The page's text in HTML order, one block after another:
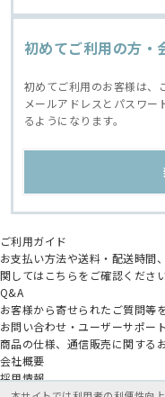
初めてご利用の方・
初めてご利用のお客様は、
メールアドレスとパスワー
るようになります。
ご利用ガイド
お支払い方法や送料・配送時間
関してはこちらをご確認ください
Q&A
お客様から寄せられたご質問等
お問い合わせ・ユーザーサポート
商品の仕様、通信販売に関する
会社概要
採用情報